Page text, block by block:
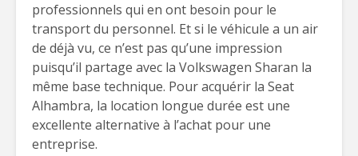
professionnels qui en ont besoin pour le
transport du personnel. Et si le véhicule a un air
de déjà vu, ce n’est pas qu’une impression
puisqu’il partage avec la Volkswagen Sharan la
même base technique. Pour acquérir la Seat
Alhambra, la location longue durée est une
excellente alternative à l’achat pour une
entreprise.